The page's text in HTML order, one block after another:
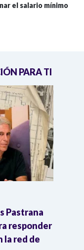
el salario mínimo
PARA TI
Pastrana
responder
la red de